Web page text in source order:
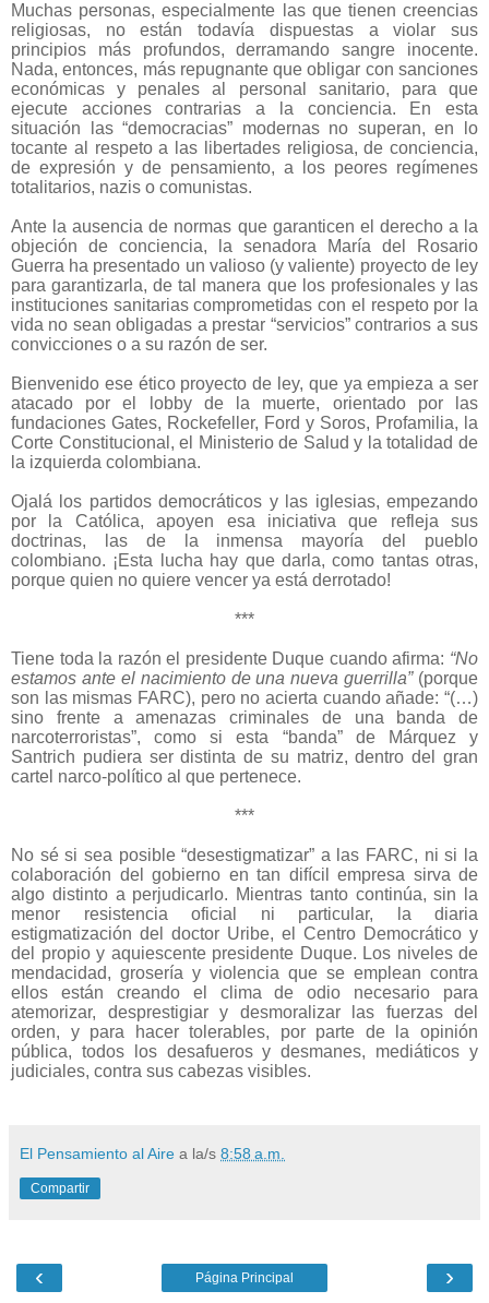
Muchas personas, especialmente las que tienen creencias
religiosas, no están todavía dispuestas a violar sus
principios más profundos, derramando sangre inocente.
Nada, entonces, más repugnante que obligar con sanciones
económicas y penales al personal sanitario, para que
ejecute acciones contrarias a la conciencia. En esta
situación las “democracias” modernas no superan, en lo
tocante al respeto a las libertades religiosa, de conciencia,
de expresión y de pensamiento, a los peores regímenes
totalitarios, nazis o comunistas.
Ante la ausencia de normas que garanticen el derecho a la
objeción de conciencia, la senadora María del Rosario
Guerra ha presentado un valioso (y valiente) proyecto de ley
para garantizarla, de tal manera que los profesionales y las
instituciones sanitarias comprometidas con el respeto por la
vida no sean obligadas a prestar “servicios” contrarios a sus
convicciones o a su razón de ser.
Bienvenido ese ético proyecto de ley, que ya empieza a ser
atacado por el lobby de la muerte, orientado por las
fundaciones Gates, Rockefeller, Ford y Soros, Profamilia, la
Corte Constitucional, el Ministerio de Salud y la totalidad de
la izquierda colombiana.
Ojalá los partidos democráticos y las iglesias, empezando
por la Católica, apoyen esa iniciativa que refleja sus
doctrinas, las de la inmensa mayoría del pueblo
colombiano. ¡Esta lucha hay que darla, como tantas otras,
porque quien no quiere vencer ya está derrotado!
***
Tiene toda la razón el presidente Duque cuando afirma: “No
estamos ante el nacimiento de una nueva guerrilla” (porque
son las mismas FARC), pero no acierta cuando añade: “(…)
sino frente a amenazas criminales de una banda de
narcoterroristas”, como si esta “banda” de Márquez y
Santrich pudiera ser distinta de su matriz, dentro del gran
cartel narco-político al que pertenece.
***
No sé si sea posible “desestigmatizar” a las FARC, ni si la
colaboración del gobierno en tan difícil empresa sirva de
algo distinto a perjudicarlo. Mientras tanto continúa, sin la
menor resistencia oficial ni particular, la diaria
estigmatización del doctor Uribe, el Centro Democrático y
del propio y aquiescente presidente Duque. Los niveles de
mendacidad, grosería y violencia que se emplean contra
ellos están creando el clima de odio necesario para
atemorizar, desprestigiar y desmoralizar las fuerzas del
orden, y para hacer tolerables, por parte de la opinión
pública, todos los desafueros y desmanes, mediáticos y
judiciales, contra sus cabezas visibles.
El Pensamiento al Aire a la/s 8:58 a.m.
Compartir
‹ ›
Página Principal